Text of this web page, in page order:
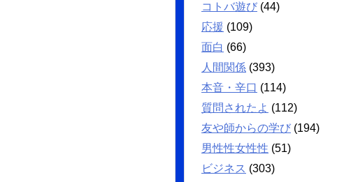
コトバ遊び (44)
応援 (109)
面白 (66)
人間関係 (393)
本音・辛口 (114)
質問されたよ (112)
友や師からの学び (194)
男性性女性性 (51)
ビジネス (303)